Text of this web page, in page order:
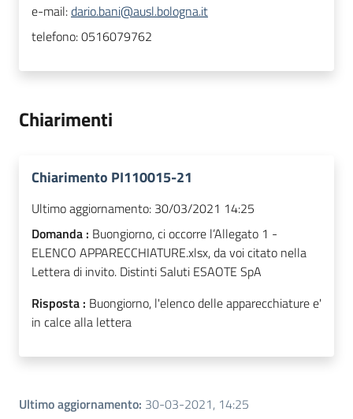
e-mail:dario.bani@ausl.bologna.it
telefono:0516079762
Chiarimenti
Chiarimento PI110015-21
Ultimo aggiornamento: 30/03/2021 14:25
Domanda : Buongiorno, ci occorre l’Allegato 1 -
ELENCO APPARECCHIATURE.xlsx, da voi citato nella
Lettera di invito. Distinti Saluti ESAOTE SpA
Risposta : Buongiorno, l'elenco delle apparecchiature e'
in calce alla lettera
Ultimo aggiornamento: 30-03-2021, 14:25